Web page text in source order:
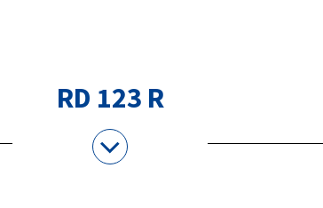
RD 123 R